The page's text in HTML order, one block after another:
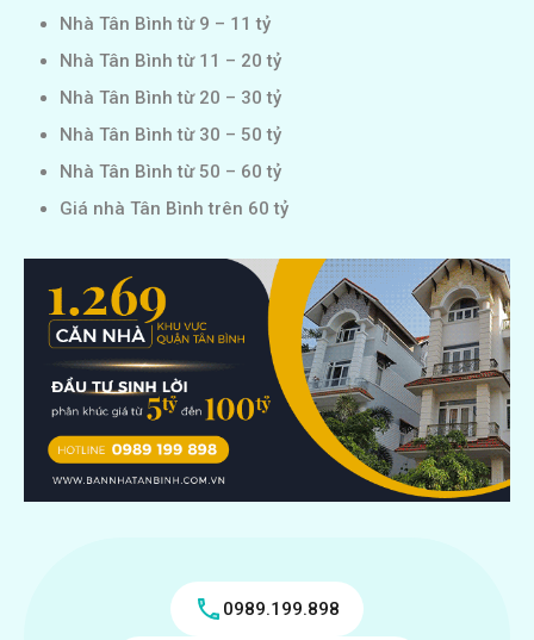
Nhà Tân Bình từ 9 – 11 tỷ
Nhà Tân Bình từ 11 – 20 tỷ
Nhà Tân Bình từ 20 – 30 tỷ
Nhà Tân Bình từ 30 – 50 tỷ
Nhà Tân Bình từ 50 – 60 tỷ
Giá nhà Tân Bình trên 60 tỷ
0989.199.898